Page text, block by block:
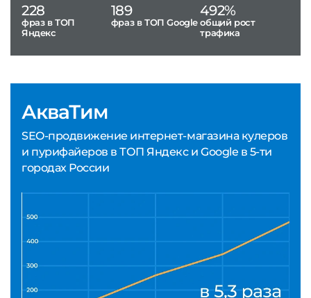
АкваТим
SEO-продвижение интернет-магазина кулеров
и пурифайеров в ТОП Яндекс и Google в 5-ти
городах России
228
фраз в ТОП
Яндекс
189
фраз в ТОП Google
492%
общий рост
трафика